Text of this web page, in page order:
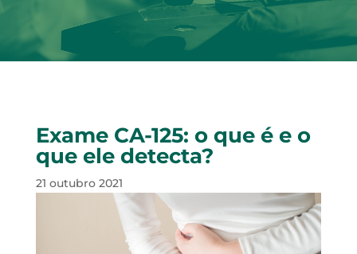
Exame CA-125: o que é e o
que ele detecta?
21 outubro 2021